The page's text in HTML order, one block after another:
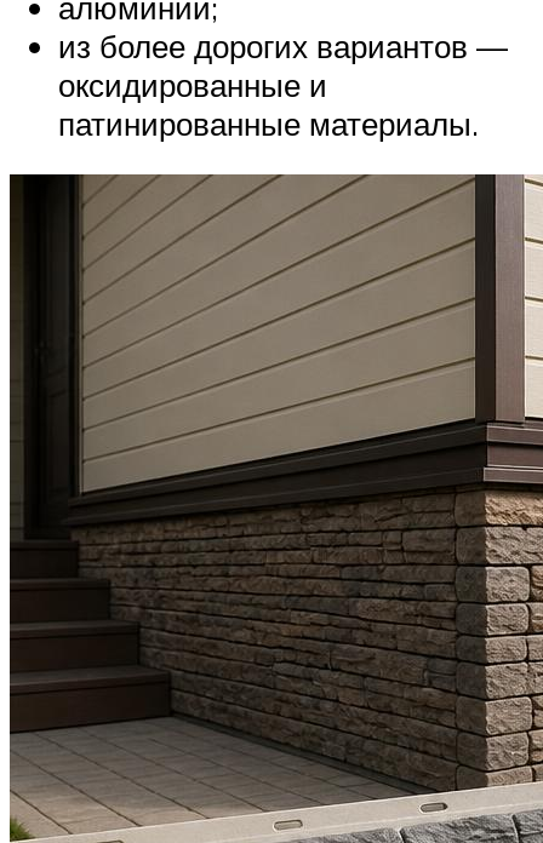
из более дорогих вариантов —
оксидированные и
патинированные материалы.